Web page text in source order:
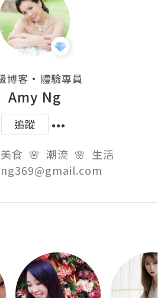
博客 ・ 體驗專員
Amy Ng
追蹤
食  🌸  潮流  🌸  生活